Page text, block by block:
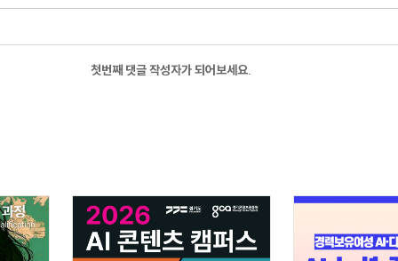
첫번째 댓글 작성자가 되어보세요.